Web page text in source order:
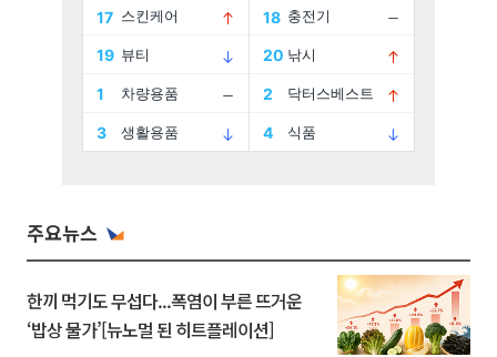
주요뉴스
한끼 먹기도 무섭다...폭염이 부른 뜨거운
‘밥상 물가’[뉴노멀 된 히트플레이션]